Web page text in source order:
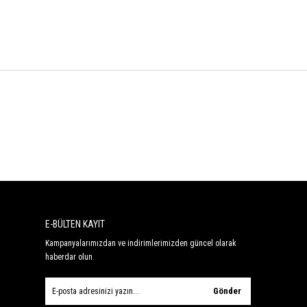
E-BÜLTEN KAYIT
Kampanyalarımızdan ve indirimlerimizden güncel olarak
haberdar olun.
Gönder